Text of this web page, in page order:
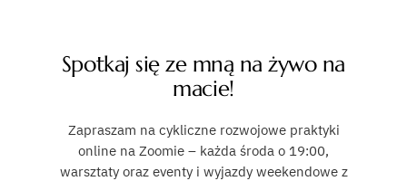
Spotkaj się ze mną na żywo na
macie!
Zapraszam na cykliczne rozwojowe praktyki
online na Zoomie – każda środa o 19:00,
warsztaty oraz eventy i wyjazdy weekendowe z